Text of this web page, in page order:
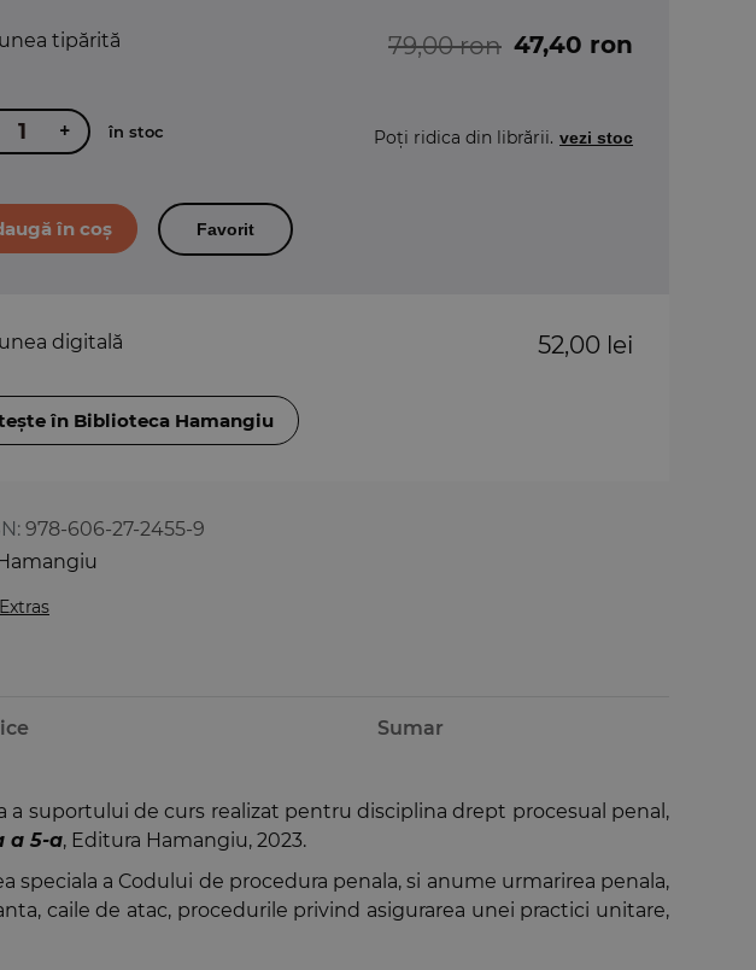
978-606-27-2455-9
Extras
tipărită 79,00 ron 47,40 ron
+ în stoc Poți ridica din librării. vezi stoc
Favorit
digitală 52,00 lei
în Biblioteca Hamangiu
Sumar
a suportului de curs realizat pentru disciplina drept procesual penal,
a 5-a, Editura Hamangiu, 2023.
a Codului de procedura penala, si anume urmarirea penala,
caile de atac, procedurile privind asigurarea unei practici unitare,